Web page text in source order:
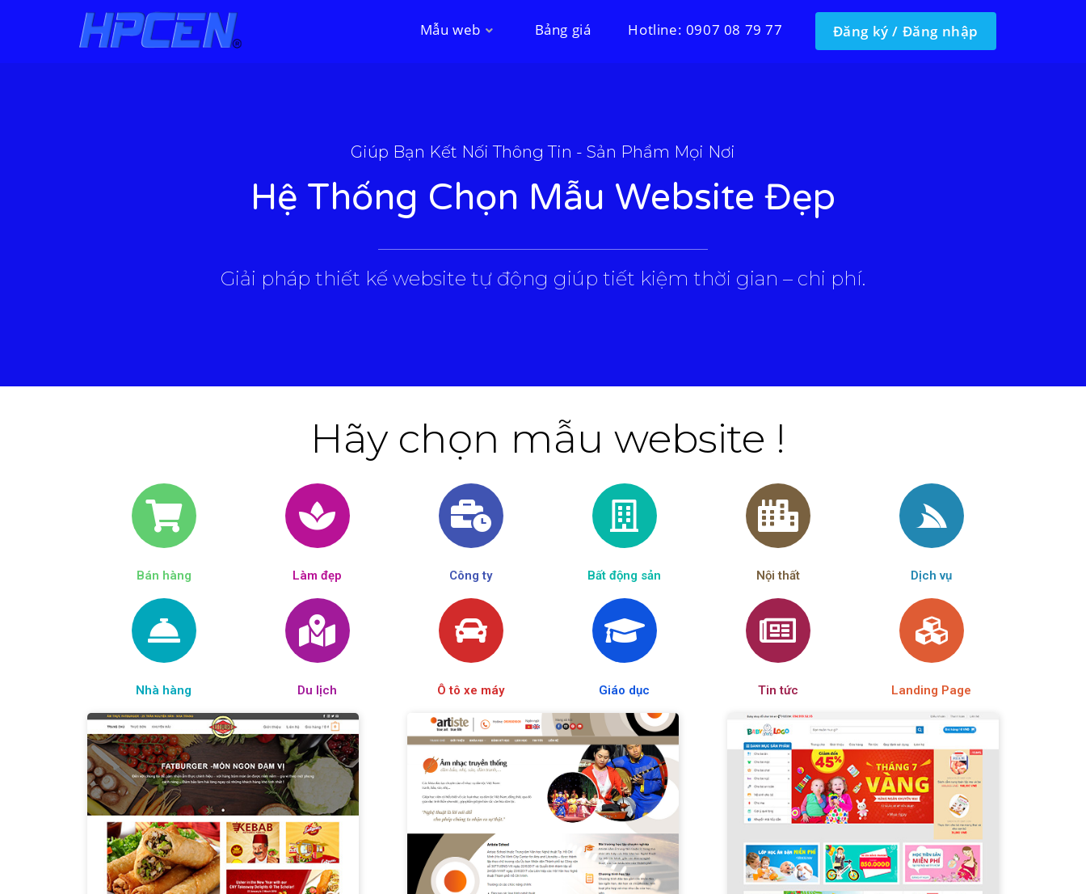
Mẫu web Bảng giá Hotline: 0907 08 79 77 Đăng ký / Đăng nhập
Giúp Bạn Kết Nối Thông Tin - Sản Phẩm Mọi Nơi
Hệ Thống Chọn Mẫu Website Đẹp
Giải pháp thiết kế website tự động giúp tiết kiệm thời gian – chi phí.
Hãy chọn mẫu website !
Bán hàng Làm đẹp​ Công ty Bất động sản Nội thất Dịch vụ
Nhà hàng Du lịch Ô tô xe máy Giáo dục Tin tức Landing Page